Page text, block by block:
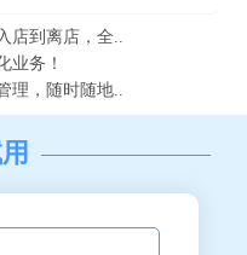
店到离店，全..
业务！
理，随时随地..